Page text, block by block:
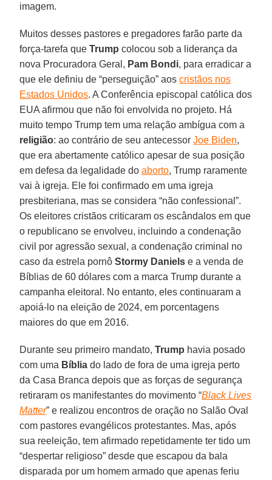
imagem.
Muitos desses pastores e pregadores farão parte da
força-tarefa queTrump colocou sob a liderança da
nova Procuradora Geral, Pam Bondi, para erradicar a
que ele definiu de “perseguição” aoscristãos nos
Estados Unidos. A Conferência episcopal católica dos
EUA afirmou que não foi envolvida no projeto. Há
muito tempo Trump tem uma relação ambígua com a
religião: ao contrário de seu antecessorJoe Biden,
que era abertamente católico apesar de sua posição
em defesa da legalidade doaborto, Trump raramente
vai à igreja. Ele foi confirmado em uma igreja
presbiteriana, mas se considera “não confessional”.
Os eleitores cristãos criticaram os escândalos em que
o republicano se envolveu, incluindo a condenação
civil por agressão sexual, a condenação criminal no
caso da estrela pornôStormy Daniels e a venda de
Bíblias de 60 dólares com a marca Trump durante a
campanha eleitoral. No entanto, eles continuaram a
apoiá-lo na eleição de 2024, em porcentagens
maiores do que em 2016.
Durante seu primeiro mandato,Trump havia posado
com uma Bíblia do lado de fora de uma igreja perto
da Casa Branca depois que as forças de segurança
retiraram os manifestantes do movimento “Black Lives
Matter” e realizou encontros de oração no Salão Oval
com pastores evangélicos protestantes. Mas, após
sua reeleição, tem afirmado repetidamente ter tido um
“despertar religioso” desde que escapou da bala
disparada por um homem armado que apenas feriu